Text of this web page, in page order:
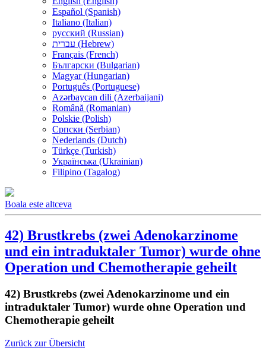
Español (Spanish)
Italiano (Italian)
русский (Russian)
עברית (Hebrew)
Français (French)
Български (Bulgarian)
Magyar (Hungarian)
Português (Portuguese)
Azərbaycan dili (Azerbaijani)
Română (Romanian)
Polskie (Polish)
Српски (Serbian)
Nederlands (Dutch)
Türkçe (Turkish)
Українська (Ukrainian)
Filipino (Tagalog)
Boala este altceva
42) Brustkrebs (zwei Adenokarzinome
und ein intraduktaler Tumor) wurde ohne
Operation und Chemotherapie geheilt
42) Brustkrebs (zwei Adenokarzinome und ein
intraduktaler Tumor) wurde ohne Operation und
Chemotherapie geheilt
Zurück zur Übersicht